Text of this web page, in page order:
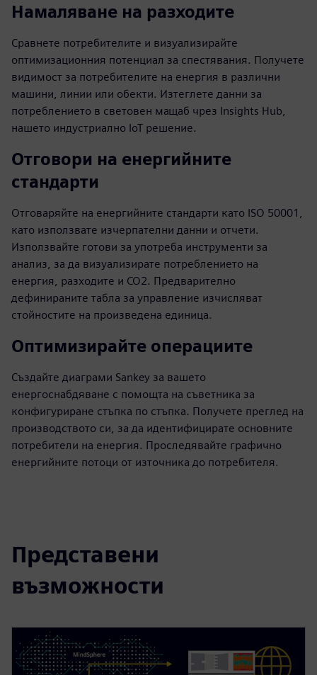
Намаляване на разходите
Сравнете потребителите и визуализирайте
оптимизационния потенциал за спестявания. Получете
видимост за потребителите на енергия в различни
машини, линии или обекти. Изтеглете данни за
потреблението в световен мащаб чрез Insights Hub,
нашето индустриално IoT решение.
Отговори на енергийните
стандарти
Отговаряйте на енергийните стандарти като ISO 50001,
като използвате изчерпателни данни и отчети.
Използвайте готови за употреба инструменти за
анализ, за да визуализирате потреблението на
енергия, разходите и CO2. Предварително
дефинираните табла за управление изчисляват
стойностите на произведена единица.
Оптимизирайте операциите
Създайте диаграми Sankey за вашето
енергоснабдяване с помощта на съветника за
конфигуриране стъпка по стъпка. Получете преглед на
производството си, за да идентифицирате основните
потребители на енергия. Проследявайте графично
енергийните потоци от източника до потребителя.
Представени
възможности